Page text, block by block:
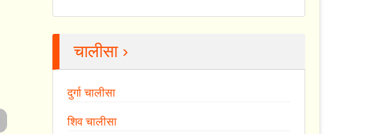
चालीसा ›
दुर्गा चालीसा
शिव चालीसा